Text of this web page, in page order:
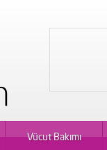
Vücut Bakımı